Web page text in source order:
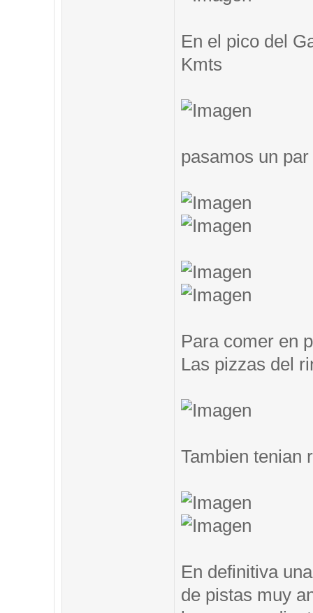
En el pico del
Kmts
pasamos un
Para comer en
Las pizzas del
Tambien tenian
En definitiva
de pistas muy